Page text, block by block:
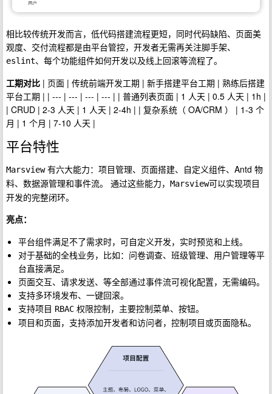
相比较传统开发而言，低代码搭建流程更短，同时代码缺陷、页面美
观度、交付流程都是由平台管控，开发者无需再关注脚手架、
eslint、每个功能组件如何开发以及线上回滚等流程了。
工期对比 | 页面 | 传统前端开发工期 | 新手搭建平台工期 | 熟练后搭建
平台工期 | | --- | --- | --- | --- | | 普通列表页面 | 1 人天 | 0.5 人天 | 1h |
| CRUD | 2-3 人天 | 1 人天 | 2-4h | | 复杂系统（ OA/CRM ） | 1-3 个
月 | 1 个月 | 7-10 人天 |
平台特性
Marsview有六大能力：项目管理、页面搭建、自定义组件、Antd 物
料、数据源管理和事件流。 通过这些能力， Marsview可以实现项目
开发的完整闭环。
亮点：
平台组件满足不了需求时，可自定义开发，实时预览和上线。
对于基础的全栈业务，比如：问卷调查、班级管理、用户管理等平
台直接满足。
页面交互、请求发送、等全部通过事件流可视化配置，无需编码。
支持多环境发布、一键回滚。
支持项目 RBAC 权限控制，主要控制菜单、按钮。
项目和页面，支持添加开发者和访问者，控制项目或页面隐私。